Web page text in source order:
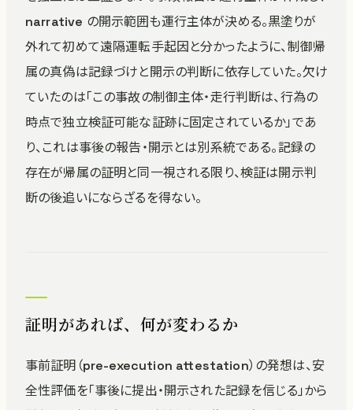
narrative の開示範囲も運行主体が決める。黒塗りが
外れて初めて遠隔運転手起因と分かったように、制御帰
属の真偽は記録づけと開示の判断に依存していた。欠け
ていたのは「この事故の制御主体・走行判断は、行為の
時点で独立検証可能な証跡に固定されているか」であ
り、これは事後の報告・開示とは別系統である。記録の
存在が帰属の証明と同一視される限り、検証は開示判
断の後追いにならざるを得ない。
証明があれば、何が変わるか
事前証明（pre-execution attestation）の発想は、安
全性評価を「事後に提出・開示された記録を信じる」から